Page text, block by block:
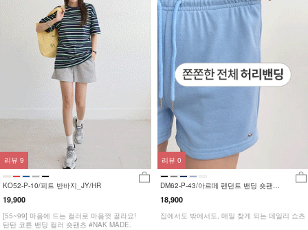
KO52-P-10/피트 반바지_JY/HR
19,900
[55~99] 마음에 드는 컬러로 마음껏 골라요!
탄탄 코튼 밴딩 컬러 숏팬츠 #NAK MADE.
리뷰 9
DM62-P-43/아르떼 펜던트 밴딩 숏팬츠
_HR
18,900
집에서도 밖에서도, 매일 찾게 되는 데일리 쇼츠
리뷰 0